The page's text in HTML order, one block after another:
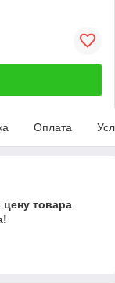
Оплата
товара